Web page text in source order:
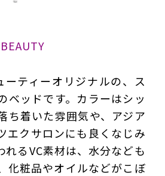
ーティーオリジナルの、ス
ベッドです。カラーはシッ
ち着いた雰囲気や、アジア
エクサロンにも良くなじみ
れるVC素材は、水分なども
化粧品やオイルなどがこぼ